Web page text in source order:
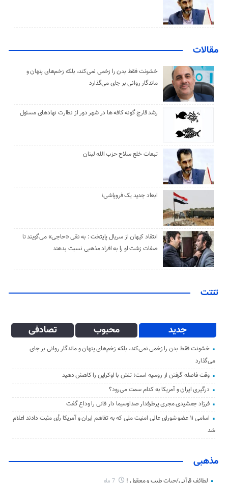
مقالات
خشونت فقط بدن را زخمی نمی‌کند، بلکه زخم‌های پنهان و
ماندگار روانی بر جای می‌گذارد
رشد قارچ گونه کافه ها در شهر دور از نظارت نهادهای مسئول
تبعات خلع سلاح حزب الله لبنان
ابعاد جدید یک فروپاشی؛
انتقاد کیهان از سریال پایتخت : به نقی «حاجی» می‌گویند تا
صفات زشت او را به افراد مذهبی نسبت بدهند
تتتت
جدید محبوب تصادفی
خشونت فقط بدن را زخمی نمی‌کند، بلکه زخم‌های پنهان و ماندگار روانی بر جای
می‌گذارد
وقت فاصله گرفتن از روسیه است؛ تنش با اوکراین را کاهش دهید
درگیری ایران و آمریکا به کدام سمت می‌رود؟
فرزاد جمشیدی مجری پرطرفدار صداوسیما دار فانی را وداع گفت
اسامی ۱۱ عضو شورای عالی امنیت ملی که به تفاهم ایران و آمریکا رأی مثبت دادند اعلام
شد
مذهبی